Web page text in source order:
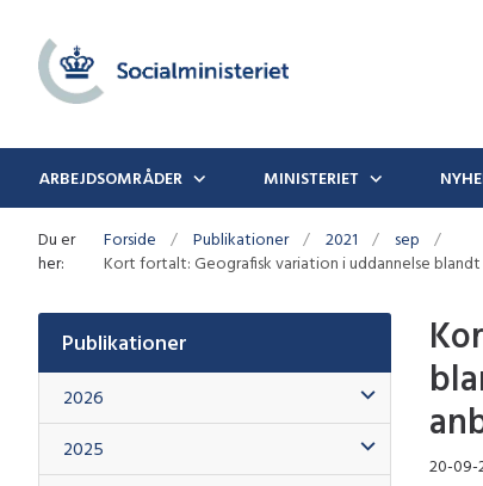
ARBEJDSOMRÅDER MINISTERIET
Du er
her:
Forside Publikationer 2021
sep
Kort fortalt: Geografisk variation i uddannelse
Publikationer
2026
2025
20-09-